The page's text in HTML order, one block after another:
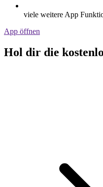
viele weitere App
App öffnen
Hol dir die